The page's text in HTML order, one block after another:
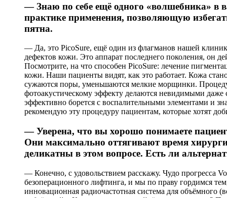
— Знаю по себе ещё одного «волшебника» в
практике применения, позволяющую
пятна.
— Да, это PicoSure, ещё один из флагманов нашей
дефектов кожи. Это аппарат последнего поколения, он
Посмотрите, на что способен PicoSure: лечение
кожи. Наши пациенты видят, как это работает. Кожа
сужаются поры, уменьшаются мелкие морщинки.
фотоакустическому эффекту делаются невидимыми
эффективно борется с воспалительными элементами и
рекомендую эту процедуру пациентам, которые хотят
— Уверена, что вы хорошо понимаете
Они максимально оттягивают время
деликатны в этом вопросе. Есть ли
— Конечно, с удовольствием расскажу. Чудо прогресса
безоперационного лифтинга, и мы по праву гордимся
инновационная радиочастотная система для объёмного